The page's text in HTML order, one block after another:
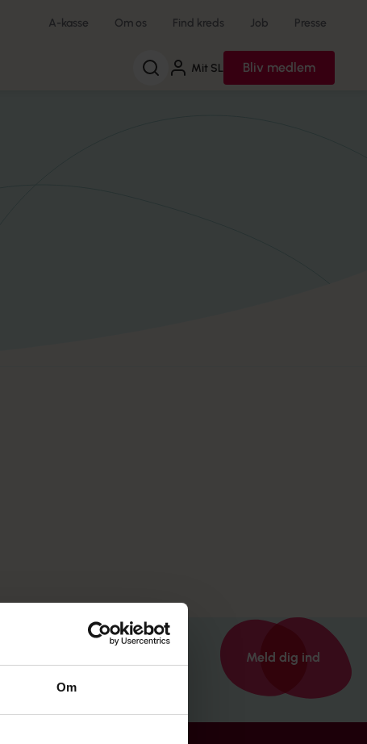
Om
A-kasse Om os Find kreds Job Presse
Mit SL Bliv medlem
Meld dig ind